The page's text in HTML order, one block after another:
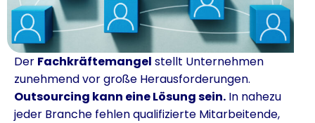
Der Fachkräftemangel stellt Unternehmen
zunehmend vor große Herausforderungen.
Outsourcing kann eine Lösung sein. In nahezu
jeder Branche fehlen qualifizierte Mitarbeitende,